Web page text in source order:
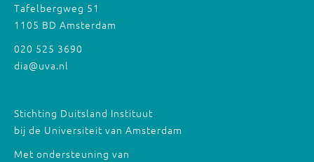
Tafelbergweg 51
1105 BD Amsterdam
020 525 3690
dia@uva.nl
Stichting Duitsland Instituut
bij de Universiteit van Amsterdam
Met ondersteuning van